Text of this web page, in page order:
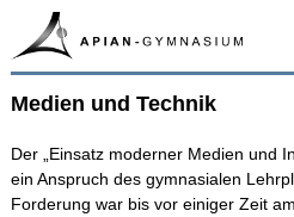
Home
Das Apian
Medien und Technik
Der „Einsatz moderner Medien und
ein Anspruch des gymnasialen
Forderung war bis vor einiger Zeit